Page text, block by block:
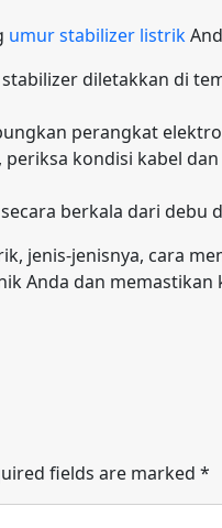
umur stabilizer listrik
diletakkan di
perangkat
periksa kondisi kabel
berkala dari debu
jenis-jenisnya, cara
Anda dan
fields are marked *